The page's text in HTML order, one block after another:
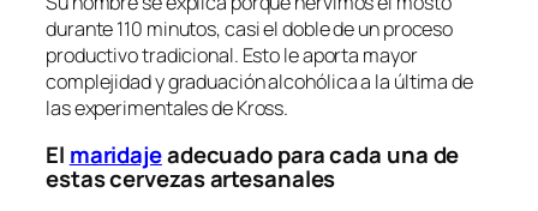
durante 110 minutos, casi el doble de un proceso
productivo tradicional. Esto le aporta mayor
complejidad y graduación alcohólica a la última de
las experimentales de Kross.
El maridajeadecuado para cada una de
estas cervezas artesanales